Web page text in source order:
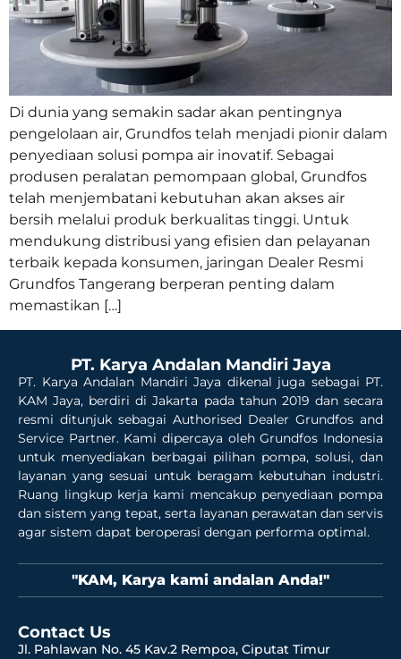
Di dunia yang semakin sadar akan pentingnya
pengelolaan air, Grundfos telah menjadi pionir dalam
penyediaan solusi pompa air inovatif. Sebagai
produsen peralatan pemompaan global, Grundfos
telah menjembatani kebutuhan akan akses air
bersih melalui produk berkualitas tinggi. Untuk
mendukung distribusi yang efisien dan pelayanan
terbaik kepada konsumen, jaringan Dealer Resmi
Grundfos Tangerang berperan penting dalam
memastikan […]
PT. Karya Andalan Mandiri Jaya
PT. Karya Andalan Mandiri Jaya dikenal juga sebagai PT.
KAM Jaya, berdiri di Jakarta pada tahun 2019 dan secara
resmi ditunjuk sebagai Authorised Dealer Grundfos and
Service Partner. Kami dipercaya oleh Grundfos Indonesia
untuk menyediakan berbagai pilihan pompa, solusi, dan
layanan yang sesuai untuk beragam kebutuhan industri.
Ruang lingkup kerja kami mencakup penyediaan pompa
dan sistem yang tepat, serta layanan perawatan dan servis
agar sistem dapat beroperasi dengan performa optimal.
"KAM, Karya kami andalan Anda!"
Contact Us
Jl. Pahlawan No. 45 Kav.2 Rempoa, Ciputat Timur